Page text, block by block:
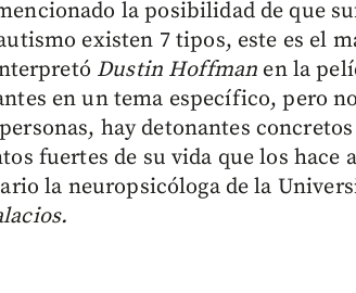
la posibilidad de que
existen 7 tipos, este es el
Dustin Hoffman en la
en un tema específico, pero
hay detonantes
fuertes de su vida que los hace
la neuropsicóloga de la